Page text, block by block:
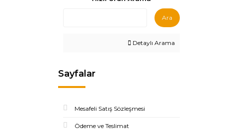
Ara
Detaylı Arama
Sayfalar
Mesafeli Satış Sözleşmesi
Ödeme ve Teslimat